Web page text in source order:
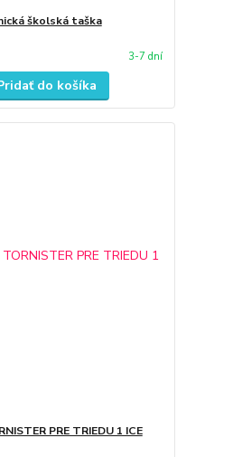
školská taška
3-7 dní
do košíka
PRE TRIEDU 1 ICE